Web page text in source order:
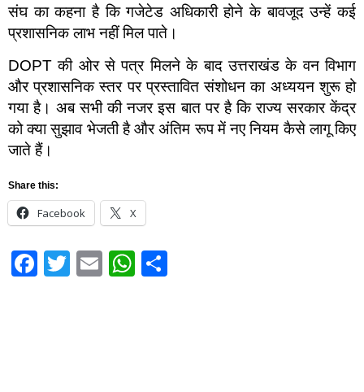
संघ का कहना है कि गजेटेड अधिकारी होने के बावजूद उन्हें कई
प्रशासनिक लाभ नहीं मिल पाते।
DOPT की ओर से पत्र मिलने के बाद उत्तराखंड के वन विभाग
और प्रशासनिक स्तर पर प्रस्तावित संशोधन का अध्ययन शुरू हो
गया है। अब सभी की नजर इस बात पर है कि राज्य सरकार केंद्र
को क्या सुझाव भेजती है और अंतिम रूप में नए नियम कैसे लागू किए
जाते हैं।
Share this:
Facebook X
Facebook
Twitter
EmailWhatsApp